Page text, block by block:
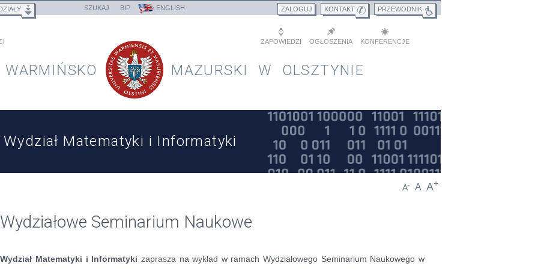
SZUKAJ BIP ENGLISH PRZEWODNIK
KONTAKT
ZALOGUJ
KONFERENCJE
OGŁOSZENIA
ZAPOWIEDZI
WARMIŃSKO MAZURSKI W OLSZTYNIE
Wydział Matematyki i Informatyki
A- A A+
Wydziałowe Seminarium Naukowe
Wydział Matematyki i Informatyki zaprasza na wykład w ramach Wydziałowego Seminarium Naukowego w